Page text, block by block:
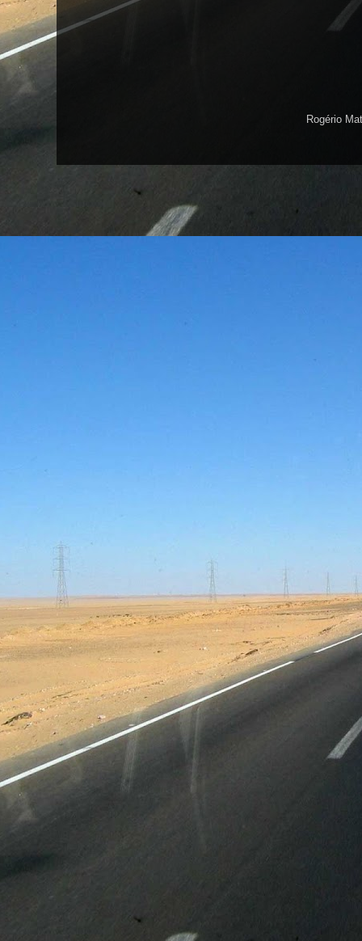
Rogério